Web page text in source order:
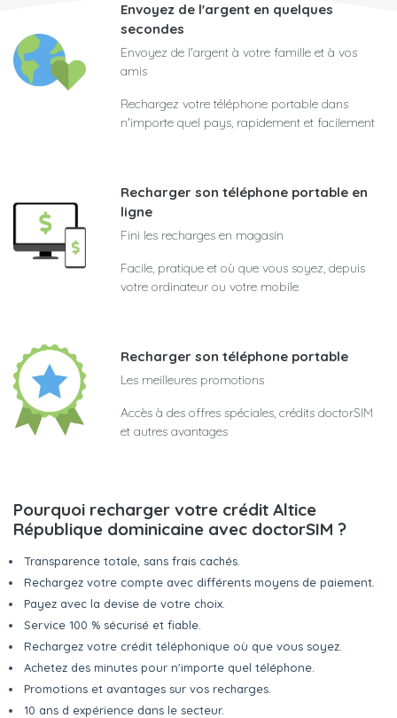
Envoyez de l'argent en quelques
secondes
Envoyez de l'argent à votre famille et à vos
amis
Rechargez votre téléphone portable dans
n'importe quel pays, rapidement et facilement
Recharger son téléphone portable en
ligne
Fini les recharges en magasin
Facile, pratique et où que vous soyez, depuis
votre ordinateur ou votre mobile
Recharger son téléphone portable
Les meilleures promotions
Accès à des offres spéciales, crédits doctorSIM
et autres avantages
Pourquoi recharger votre crédit Altice
République dominicaine avec doctorSIM ?
Transparence totale, sans frais cachés.
Rechargez votre compte avec différents moyens de paiement.
Payez avec la devise de votre choix.
Service 100 % sécurisé et fiable.
Rechargez votre crédit téléphonique où que vous soyez.
Achetez des minutes pour n'importe quel téléphone.
Promotions et avantages sur vos recharges.
10 ans d expérience dans le secteur.